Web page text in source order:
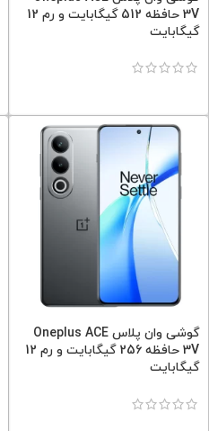
3V حافظه 512 گیگابایت و رم 12
گیگابایت
گوشی وان پلاس Oneplus ACE
3V حافظه 256 گیگابایت و رم 12
گیگابایت